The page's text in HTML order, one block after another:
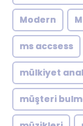
Modern
ms accsess
mülkiyet
müşteri